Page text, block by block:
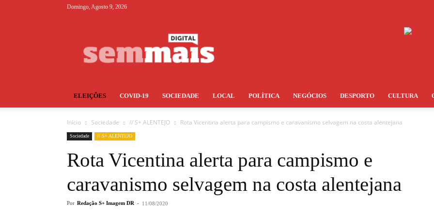
Domingo, Agosto 9, 2026
ELEIÇÕES COVID-19 SOCIEDADE LOCAL POLÍTICA NEGÓCIOS DESPORTO CULTURA
Início Sociedade // S+ ALENTEJO Rota Vicentina alerta para campismo e caravanismo selvagem na costa alentejana
Sociedade // S+ ALENTEJO
Rota Vicentina alerta para campismo e
caravanismo selvagem na costa alentejana
Por Redação S+ Imagem DR - 11/08/2020